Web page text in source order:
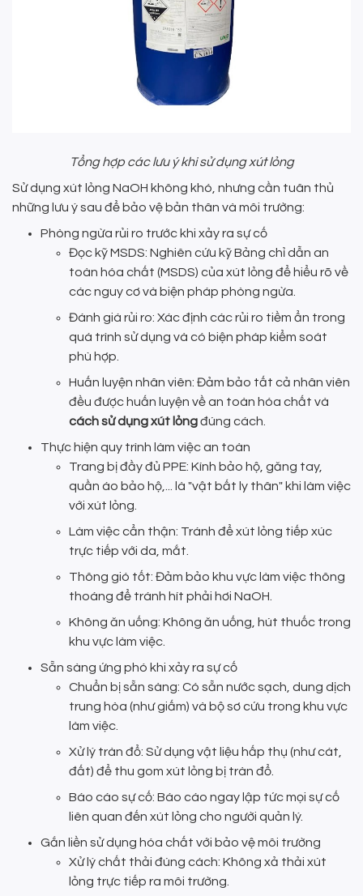
Tổng hợp các lưu ý khi sử dụng xút lỏng
Sử dụng xút lỏng NaOH không khó, nhưng cần tuân thủ
những lưu ý sau để bảo vệ bản thân và môi trường:
Phòng ngừa rủi ro trước khi xảy ra sự cố
Đọc kỹ MSDS: Nghiên cứu kỹ Bảng chỉ dẫn an
toàn hóa chất (MSDS) của xút lỏng để hiểu rõ về
các nguy cơ và biện pháp phòng ngừa.
Đánh giá rủi ro: Xác định các rủi ro tiềm ẩn trong
quá trình sử dụng và có biện pháp kiểm soát
phù hợp.
Huấn luyện nhân viên: Đảm bảo tất cả nhân viên
đều được huấn luyện về an toàn hóa chất và
cách sử dụng xút lỏngđúng cách.
Thực hiện quy trình làm việc an toàn
Trang bị đầy đủ PPE: Kính bảo hộ, găng tay,
quần áo bảo hộ,... là "vật bất ly thân" khi làm việc
với xút lỏng.
Làm việc cẩn thận: Tránh để xút lỏng tiếp xúc
trực tiếp với da, mắt.
Thông gió tốt: Đảm bảo khu vực làm việc thông
thoáng để tránh hít phải hơi NaOH.
Không ăn uống: Không ăn uống, hút thuốc trong
khu vực làm việc.
Sẵn sàng ứng phó khi xảy ra sự cố
Chuẩn bị sẵn sàng: Có sẵn nước sạch, dung dịch
trung hòa (như giấm) và bộ sơ cứu trong khu vực
làm việc.
Xử lý tràn đổ: Sử dụng vật liệu hấp thụ (như cát,
đất) để thu gom xút lỏng bị tràn đổ.
Báo cáo sự cố: Báo cáo ngay lập tức mọi sự cố
liên quan đến xút lỏng cho người quản lý.
Gắn liền sử dụng hóa chất với bảo vệ môi trường
Xử lý chất thải đúng cách: Không xả thải xút
lỏng trực tiếp ra môi trường.